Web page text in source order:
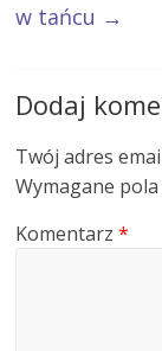
w tańcu →
Dodaj
Twój adres
Wymagane
Komentarz*